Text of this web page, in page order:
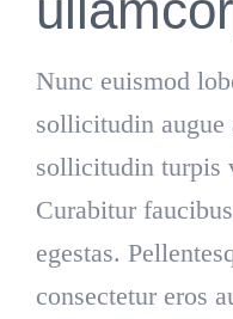
Nunc euismod
sollicitudin augue
sollicitudin turpis
Curabitur
egestas.
consectetur eros